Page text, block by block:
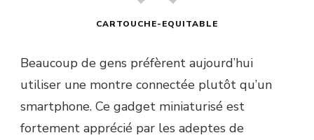
CARTOUCHE-EQUITABLE
Beaucoup de gens préfèrent aujourd’hui
utiliser une montre connectée plutôt qu’un
smartphone. Ce gadget miniaturisé est
fortement apprécié par les adeptes de